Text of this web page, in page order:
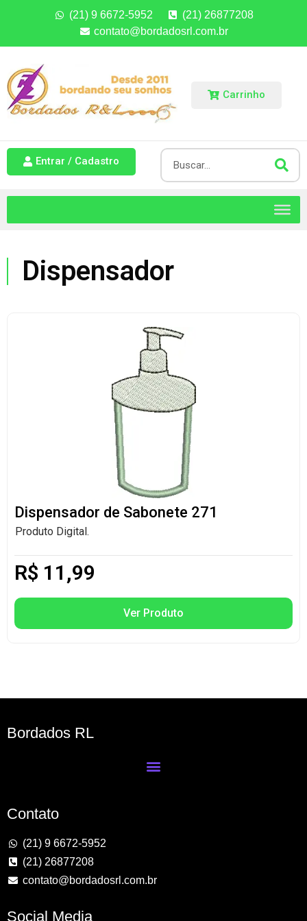
(21) 9 6672-5952
(21) 26877208
contato@bordadosrl.com.br
Carrinho
Entrar / Cadastro
Dispensador
Dispensador de Sabonete 271
Produto Digital.
R$ 11,99
Ver Produto
Bordados RL
Contato
(21) 9 6672-5952
(21) 26877208
contato@bordadosrl.com.br
Social Media